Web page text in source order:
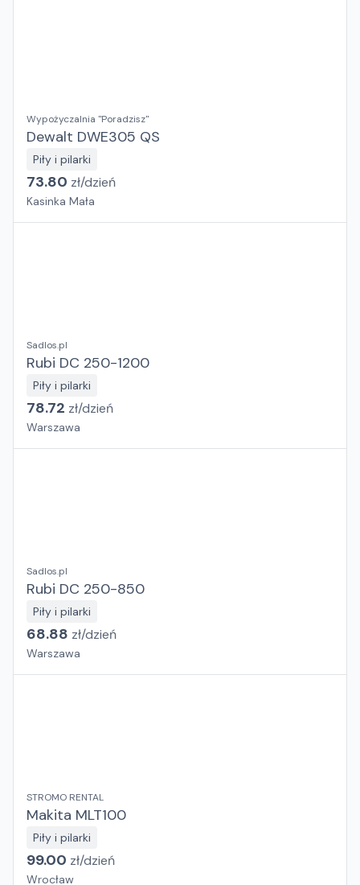
Wypożyczalnia "Poradzisz"
Dewalt DWE305 QS
Piły i pilarki
73.80 zł/dzień
Kasinka Mała
Sadlos.pl
Rubi DC 250-1200
Piły i pilarki
78.72 zł/dzień
Warszawa
Sadlos.pl
Rubi DC 250-850
Piły i pilarki
68.88 zł/dzień
Warszawa
STROMO RENTAL
Makita MLT100
Piły i pilarki
99.00 zł/dzień
Wrocław